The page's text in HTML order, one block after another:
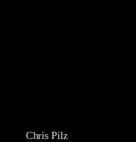
Chris Pilz